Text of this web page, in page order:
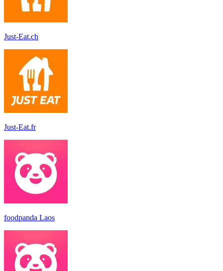
Just-Eat.ch
Just-Eat.fr
foodpanda Laos